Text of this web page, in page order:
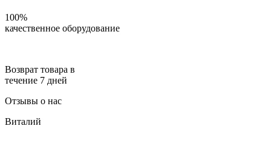
100%
качественное оборудование
Возврат товара в
течение 7 дней
Отзывы о нас
Виталий